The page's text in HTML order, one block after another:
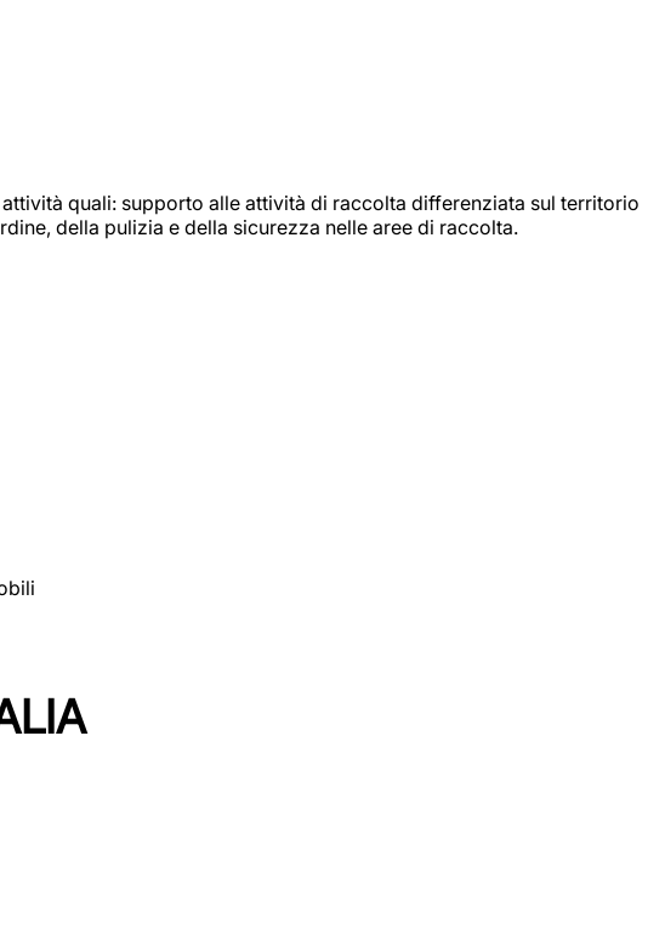
quali: supporto alle attività di raccolta differenziata sul territorio
della pulizia e della sicurezza nelle aree di raccolta.